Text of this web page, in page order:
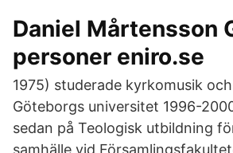
Daniel Mårtensson
personer eniro.se
1975) studerade kyrkomusik
Göteborgs universitet 1996-
sedan på Teologisk utbildning
samhälle vid